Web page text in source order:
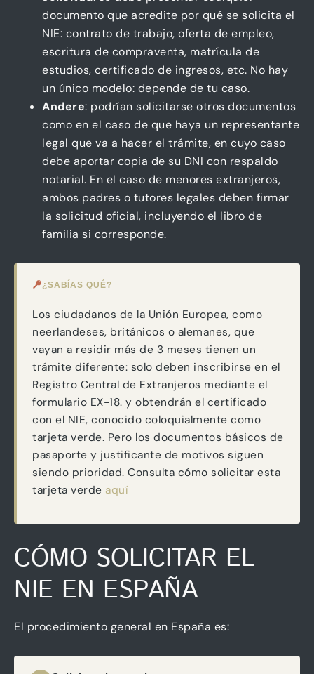
documento que acredite por qué se solicita el
NIE: contrato de trabajo, oferta de empleo,
escritura de compraventa, matrícula de
estudios, certificado de ingresos, etc. No hay
un único modelo: depende de tu caso.
Andere: podrían solicitarse otros documentos
como en el caso de que haya un representante
legal que va a hacer el trámite, en cuyo caso
debe aportar copia de su DNI con respaldo
notarial. En el caso de menores extranjeros,
ambos padres o tutores legales deben firmar
la solicitud oficial, incluyendo el libro de
familia si corresponde.
¿SABÍAS QUÉ?
Los ciudadanos de la Unión Europea, como
neerlandeses, británicos o alemanes, que
vayan a residir más de 3 meses tienen un
trámite diferente: solo deben inscribirse en el
Registro Central de Extranjeros mediante el
formulario EX-18. y obtendrán el certificado
con el NIE, conocido coloquialmente como
tarjeta verde. Pero los documentos básicos de
pasaporte y justificante de motivos siguen
siendo prioridad. Consulta cómo solicitar esta
tarjeta verde aquí
CÓMO SOLICITAR EL
NIE EN ESPAÑA
El procedimiento general en España es: